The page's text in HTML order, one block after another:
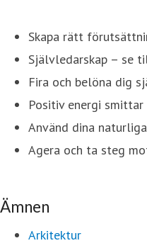
Skapa rätt
Självledarskap – se
Fira och belöna dig
Positiv energi
Använd dina
Agera och ta steg
Ämnen
Arkitektur